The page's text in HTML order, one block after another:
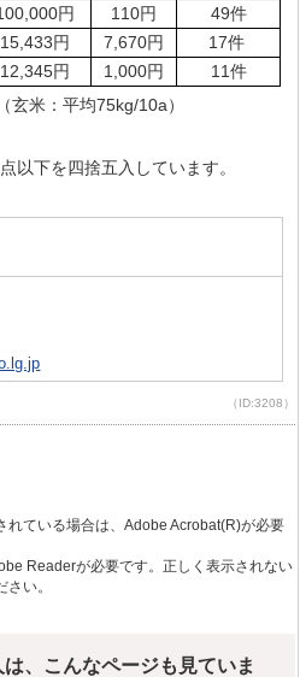
円 110円
49件
15,433円 7,670円
17件
12,345円 1,000円
11件
米：平均75kg/10a）
下を四捨五入しています。
（ID:3208）
ている場合は、Adobe Acrobat(R)が必要
Readerが必要です。正しく表示されない
さい。
、こんなページも見ていま